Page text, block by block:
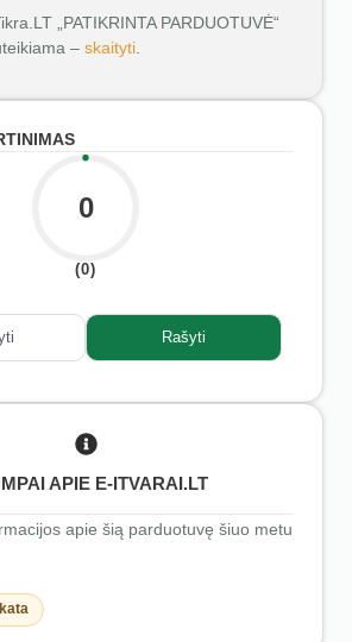
„PATIKRINTA PARDUOTUVĖ“
– skaityti
0
(0)
Rašyti
APIE E-ITVARAI.LT
apie šią parduotuvę šiuo metu